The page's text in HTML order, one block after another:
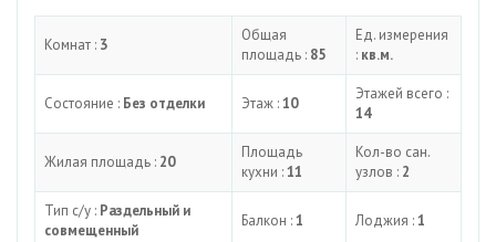
Комнат : 3
Общая
площадь : 85
Ед. измерения
: кв.м.
Состояние : Без отделки Этаж :10
Этажей всего :
14
Жилая площадь : 20
Площадь
кухни :11
Кол-во сан.
узлов : 2
Тип с/у : Раздельный и
совмещенный
Балкон :1 Лоджия :1